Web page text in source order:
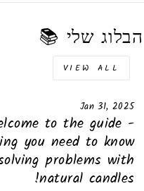
הבלוג שלי 📚
VIEW ALL
Jan 31, 2025
to the guide -
you need to know
problems with
natural candles!